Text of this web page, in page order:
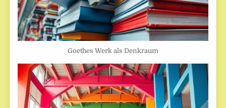
Goethes Werk als Denkraum